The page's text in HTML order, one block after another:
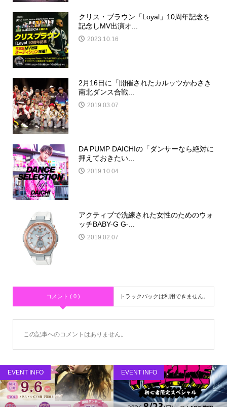
クリス・ブラウン「Loyal」10周年記念を
記念しMV出演オ...
2023.10.16
2月16日に「開催されたカルッツかわさき
南北ダンス合戦...
2019.03.07
DA PUMP DAICHIの「ダンサーなら絶対に
押えておきたい...
2019.10.04
アクティブで洗練された女性のためのウォ
ッチBABY-G G-...
2019.02.07
コメント ( 0 ) トラックバックは利用できません。
この記事へのコメントはありません。
EVENT INFO EVENT INFO